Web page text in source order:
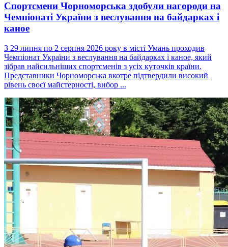
Спортсмени Чорноморська здобули нагороди на
Чемпіонаті України з веслування на байдарках і
каное
З 29 липня по 2 серпня 2026 року в місті Умань проходив
Чемпіонат України з веслування на байдарках і каное, який
зібрав найсильніших спортсменів з усіх куточків країни.
Представники Чорноморська вкотре підтвердили високий
рівень своєї майстерності, вибор ...